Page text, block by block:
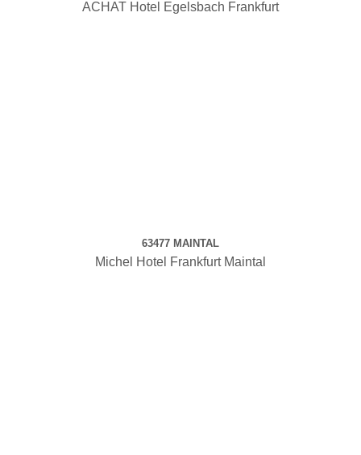
ACHAT Hotel Egelsbach Frankfurt
63477 MAINTAL
Michel Hotel Frankfurt Maintal